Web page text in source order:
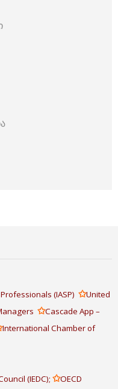
(IASP) ✩United
✩Cascade App –
International Chamber of
(IEDC); ✩OECD